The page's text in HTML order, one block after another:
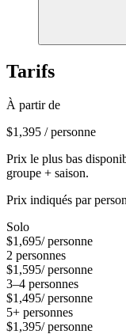
Tarifs
À partir de
$1,395 / personne
Prix le plus bas
groupe + saison.
Prix indiqués par
Solo
$1,695/ personne
2 personnes
$1,595/ personne
3–4 personnes
$1,495/ personne
5+ personnes
$1,395/ personne